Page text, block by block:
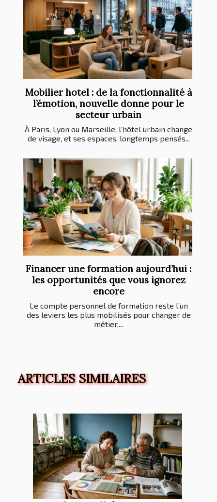
Mobilier hotel : de la fonctionnalité à
l’émotion, nouvelle donne pour le
secteur urbain
À Paris, Lyon ou Marseille, l’hôtel urbain change
de visage, et ses espaces, longtemps pensés...
Financer une formation aujourd’hui :
les opportunités que vous ignorez
encore
Le compte personnel de formation reste l’un
des leviers les plus mobilisés pour changer de
métier,...
ARTICLES SIMILAIRES